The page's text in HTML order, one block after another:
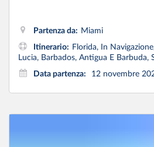
Partenza da: Miami
Itinerario: Florida, In
Lucia, Barbados, Antigua E Barbuda,
Data partenza:
12 novembre